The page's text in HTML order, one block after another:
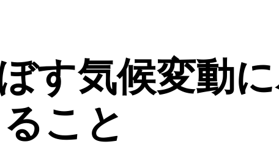
す気候変動
こと